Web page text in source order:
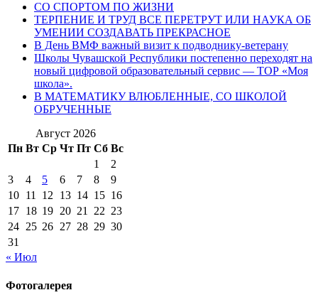
СО СПОРТОМ ПО ЖИЗНИ
ТЕРПЕНИЕ И ТРУД ВСЕ ПЕРЕТРУТ ИЛИ НАУКА ОБ
УМЕНИИ СОЗДАВАТЬ ПРЕКРАСНОЕ
В День ВМФ важный визит к подводнику-ветерану
Школы Чувашской Республики постепенно переходят на
новый цифровой образовательный сервис — ТОР «Моя
школа».
В МАТЕМАТИКУ ВЛЮБЛЕННЫЕ, СО ШКОЛОЙ
ОБРУЧЕННЫЕ
Август 2026
Пн Вт Ср Чт Пт Сб Вс
1
2
3
4 5 6 7 8
9
10 11 12 13 14 15 16
17 18 19 20 21 22 23
24 25 26 27 28 29 30
31
« Июл
Фотогалерея